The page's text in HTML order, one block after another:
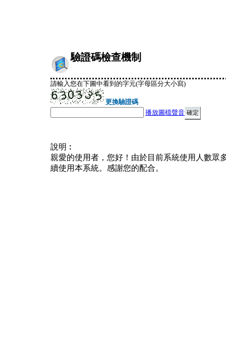
驗證碼檢查機制
請輸入您在下圖中看到的字元(字母區分大小寫)
更換驗證碼
播放圖檔聲音
說明︰
親愛的使用者，您好！由於目前系統使用人數眾
續使用本系統。感謝您的配合。